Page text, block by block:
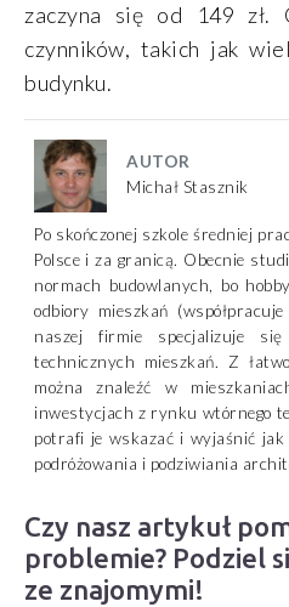
zaczyna się od 149 zł.
czynników, takich jak
budynku.
AUTOR
Michał Stasznik
Po skończonej szkole średniej
Polsce i za granicą. Obecnie
normach budowlanych, bo
odbiory mieszkań
naszej firmie specjalizuje
technicznych mieszkań. Z
można znaleźć w
inwestycjach z rynku wtórnego
potrafi je wskazać i wyjaśnić
podróżowania i podziwiania
Czy nasz artykuł
problemie? Podziel
ze znajomymi!